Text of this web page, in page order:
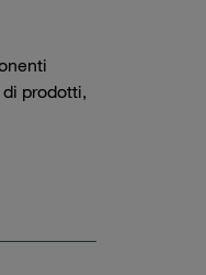
prodotti,